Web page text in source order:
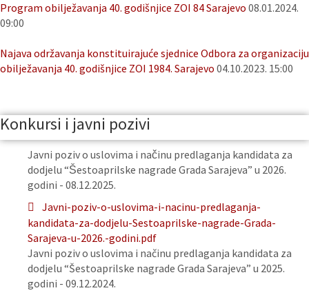
Program obilježavanja 40. godišnjice ZOI 84 Sarajevo 08.01.2024.
09:00
Najava održavanja konstituirajuće sjednice Odbora za organizaciju
obilježavanja 40. godišnjice ZOI 1984. Sarajevo 04.10.2023. 15:00
Konkursi i javni pozivi
Javni poziv o uslovima i načinu predlaganja kandidata za
dodjelu “Šestoaprilske nagrade Grada Sarajeva” u 2026.
godini - 08.12.2025.
Javni-poziv-o-uslovima-i-nacinu-predlaganja-
kandidata-za-dodjelu-Sestoaprilske-nagrade-Grada-
Sarajeva-u-2026.-godini.pdf
Javni poziv o uslovima i načinu predlaganja kandidata za
dodjelu “Šestoaprilske nagrade Grada Sarajeva” u 2025.
godini - 09.12.2024.